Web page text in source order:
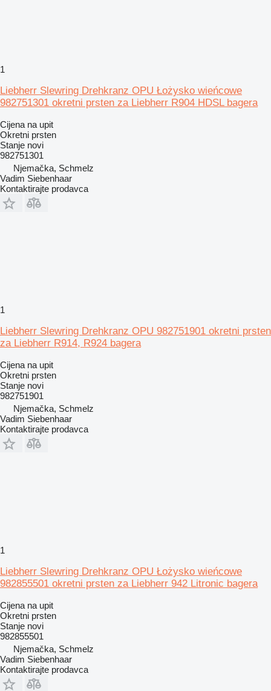
1
Liebherr Slewring Drehkranz OPU Łożysko wieńcowe
982751301 okretni prsten za Liebherr R904 HDSL bagera
Cijena na upit
Okretni prsten
Stanje novi
982751301
Njemačka, Schmelz
Vadim Siebenhaar
Kontaktirajte prodavca
1
Liebherr Slewring Drehkranz OPU 982751901 okretni prsten
za Liebherr R914, R924 bagera
Cijena na upit
Okretni prsten
Stanje novi
982751901
Njemačka, Schmelz
Vadim Siebenhaar
Kontaktirajte prodavca
1
Liebherr Slewring Drehkranz OPU Łożysko wieńcowe
982855501 okretni prsten za Liebherr 942 Litronic bagera
Cijena na upit
Okretni prsten
Stanje novi
982855501
Njemačka, Schmelz
Vadim Siebenhaar
Kontaktirajte prodavca